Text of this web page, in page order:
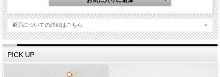
返品についての詳細はこちら
PICK UP